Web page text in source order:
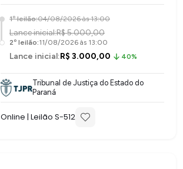
0081.917514-5, Chassi:
1º leilão:04/08/2026 às 13:00
Lance inicial:R$ 5.000,00
2º leilão:11/08/2026 às 13:00
Lance inicial:R$ 3.000,00 40%
Tribunal de Justiça do Estado do
Paraná
Online | Leilão S-512